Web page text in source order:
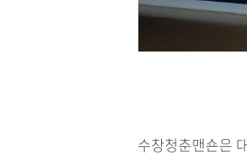
수창청춘맨숀은